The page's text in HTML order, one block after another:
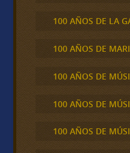
100 AÑOS DE LA
100 AÑOS DE
100 AÑOS DE
100 AÑOS DE
100 AÑOS DE